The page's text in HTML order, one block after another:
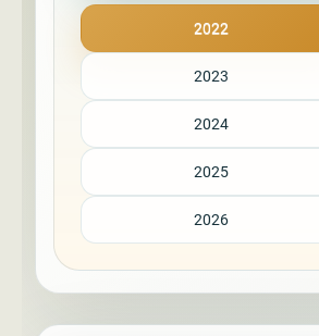
2022
2023
2024
2025
2026